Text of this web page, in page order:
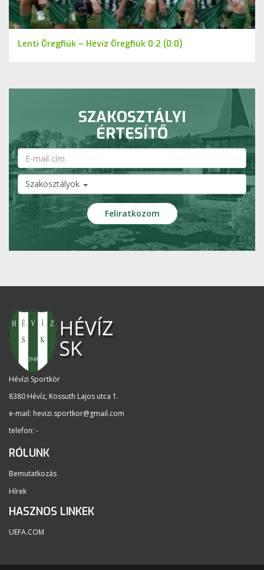
Lenti Öregfiúk – Hévíz Öregfiúk 0:2 (0:0)
SZAKOSZTÁLYI
ÉRTESÍTŐ
Szakosztályok
Hévízi Sportkör
8380 Hévíz, Kossuth Lajos utca 1 .
e-mail: hevizi.sportkor@gmail.com
telefon: -
RÓLUNK
Bemutatkozás
Hírek
HASZNOS LINKEK
UEFA.COM